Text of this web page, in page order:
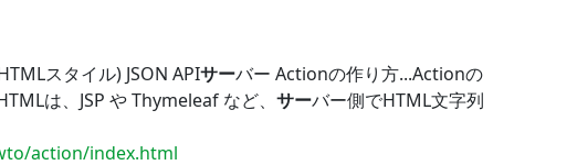
スタイル) JSON APIサーバー Actionの作り方...Actionの
は、JSP や Thymeleaf など、 サーバー側でHTML文字列
action/index.html